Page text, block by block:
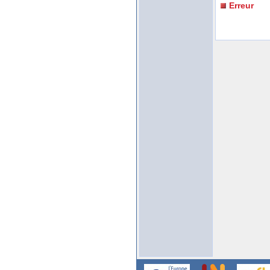
Erreur